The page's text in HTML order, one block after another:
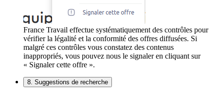
France Travail effectue systématiquement des contrôles pour
vérifier la légalité et la conformité des offres diffusées. Si
malgré ces contrôles vous constatez des contenus
inappropriés, vous pouvez nous le signaler en cliquant sur
« Signaler cette offre ».
8. Suggestions de recherche